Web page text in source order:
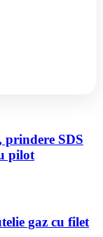
prindere SDS
pilot
gaz cu filet